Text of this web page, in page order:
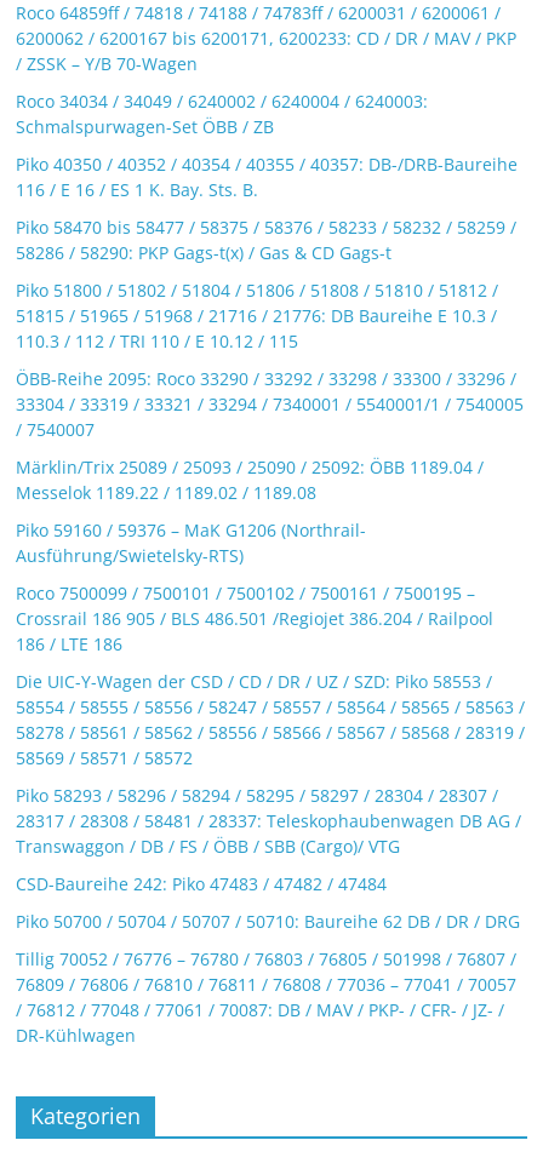
Roco 64859ff / 74818 / 74188 / 74783ff / 6200031 / 6200061 /
6200062 / 6200167 bis 6200171, 6200233: CD / DR / MAV / PKP
/ ZSSK – Y/B 70-Wagen
Roco 34034 / 34049 / 6240002 / 6240004 / 6240003:
Schmalspurwagen-Set ÖBB / ZB
Piko 40350 / 40352 / 40354 / 40355 / 40357: DB-/DRB-Baureihe
116 / E 16 / ES 1 K. Bay. Sts. B.
Piko 58470 bis 58477 / 58375 / 58376 / 58233 / 58232 / 58259 /
58286 / 58290: PKP Gags-t(x) / Gas & CD Gags-t
Piko 51800 / 51802 / 51804 / 51806 / 51808 / 51810 / 51812 /
51815 / 51965 / 51968 / 21716 / 21776: DB Baureihe E 10.3 /
110.3 / 112 / TRI 110 / E 10.12 / 115
ÖBB-Reihe 2095: Roco 33290 / 33292 / 33298 / 33300 / 33296 /
33304 / 33319 / 33321 / 33294 / 7340001 / 5540001/1 / 7540005
/ 7540007
Märklin/Trix 25089 / 25093 / 25090 / 25092: ÖBB 1189.04 /
Messelok 1189.22 / 1189.02 / 1189.08
Piko 59160 / 59376 – MaK G1206 (Northrail-
Ausführung/Swietelsky-RTS)
Roco 7500099 / 7500101 / 7500102 / 7500161 / 7500195 –
Crossrail 186 905 / BLS 486.501 /Regiojet 386.204 / Railpool
186 / LTE 186
Die UIC-Y-Wagen der CSD / CD / DR / UZ / SZD: Piko 58553 /
58554 / 58555 / 58556 / 58247 / 58557 / 58564 / 58565 / 58563 /
58278 / 58561 / 58562 / 58556 / 58566 / 58567 / 58568 / 28319 /
58569 / 58571 / 58572
Piko 58293 / 58296 / 58294 / 58295 / 58297 / 28304 / 28307 /
28317 / 28308 / 58481 / 28337: Teleskophaubenwagen DB AG /
Transwaggon / DB / FS / ÖBB / SBB (Cargo)/ VTG
CSD-Baureihe 242: Piko 47483 / 47482 / 47484
Piko 50700 / 50704 / 50707 / 50710: Baureihe 62 DB / DR / DRG
Tillig 70052 / 76776 – 76780 / 76803 / 76805 / 501998 / 76807 /
76809 / 76806 / 76810 / 76811 / 76808 / 77036 – 77041 / 70057
/ 76812 / 77048 / 77061 / 70087: DB / MAV / PKP- / CFR- / JZ- /
DR-Kühlwagen
Kategorien